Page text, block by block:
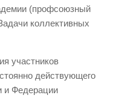
(профсоюзный
коллективных
участников
действующего
и Федерации